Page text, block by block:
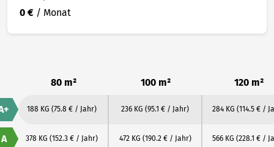
0 € / Monat
80 m² 100 m² 120 m²
188 KG (75.8 € / Jahr) 236 KG (95.1 € / Jahr) 284 KG (114.5 € /
A 378 KG (152.3 € / Jahr) 472 KG (190.2 € / Jahr) 566 KG (228.1 € /